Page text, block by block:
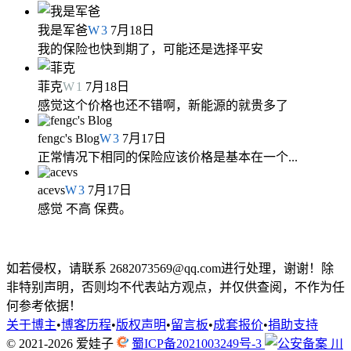
我是军爸W3 7月18日
我的保险也快到期了，可能还是选择平安
菲克W1 7月18日
感觉这个价格也还不错啊，新能源的就贵多了
fengc's BlogW3 7月17日
正常情况下相同的保险应该价格是基本在一个...
acevsW3 7月17日
感觉 不高 保费。
如若侵权，请联系 2682073569@qq.com进行处理，谢谢！除
非特别声明，否则均不代表站方观点，并仅供查阅，不作为任
何参考依据！
关于博主•博客历程•版权声明•留言板•成套报价•捐助支持
© 2021-2026 爱娃子 蜀ICP备2021003249号-3 川